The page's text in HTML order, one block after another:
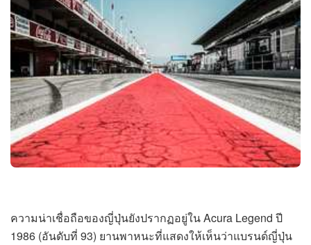
ความน่าเชื่อถือของญี่ปุ่นยังปรากฏอยู่ใน Acura Legend ปี
1986 (อันดับที่ 93) ยานพาหนะที่แสดงให้เห็นว่าแบรนด์ญี่ปุ่น